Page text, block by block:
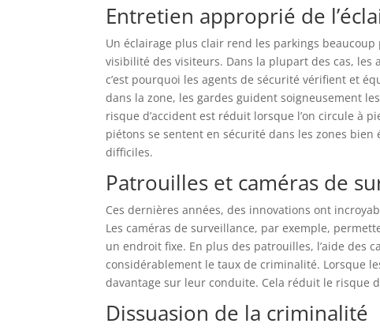
Entretien approprié de
Un éclairage plus clair rend les parkings
visibilité des visiteurs. Dans la plupart des cas,
c’est pourquoi les agents de sécurité vérifient et
dans la zone, les gardes guident soigneusement
risque d’accident est réduit lorsque l’on circule à
piétons se sentent en sécurité dans les zones
difficiles.
Patrouilles et caméras de
Ces dernières années, des innovations ont
Les caméras de surveillance, par exemple,
un endroit fixe. En plus des patrouilles, l’aide
considérablement le taux de criminalité. Lorsque
davantage sur leur conduite. Cela réduit le risque
Dissuasion de la criminalité